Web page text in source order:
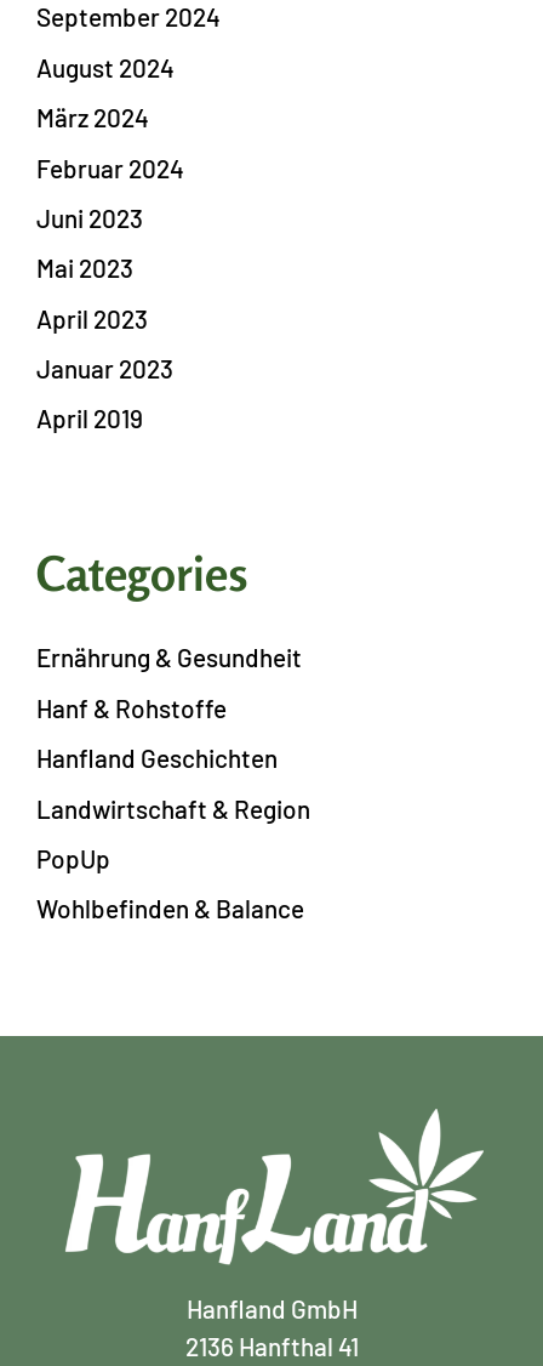
September 2024
August 2024
März 2024
Februar 2024
Juni 2023
Mai 2023
April 2023
Januar 2023
April 2019
Categories
Ernährung & Gesundheit
Hanf & Rohstoffe
Hanfland Geschichten
Landwirtschaft & Region
PopUp
Wohlbefinden & Balance
Hanfland GmbH
2136 Hanfthal 41